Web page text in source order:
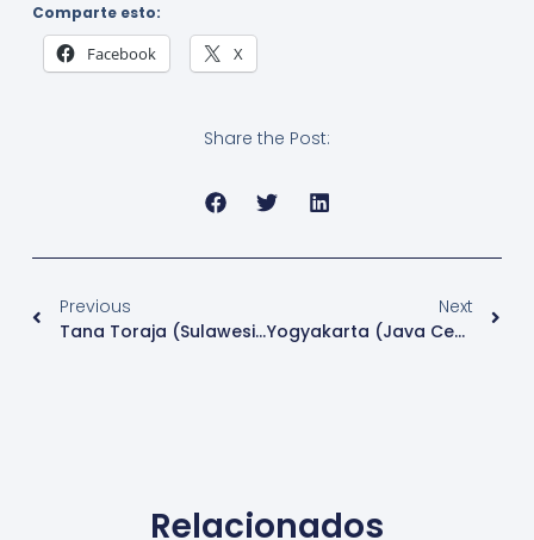
Comparte esto:
Facebook X
Share the Post:
Previous
Tana Toraja (Sulawesi Meridional): Un Viaje Al Corazón De Las Tradiciones Ancestrales Y Los Paisajes Espectaculares
Next
Yogyakarta (Java Central): Un Tapiz De Cultura, Historia Y Arte En El Corazón De Java
Relacionados